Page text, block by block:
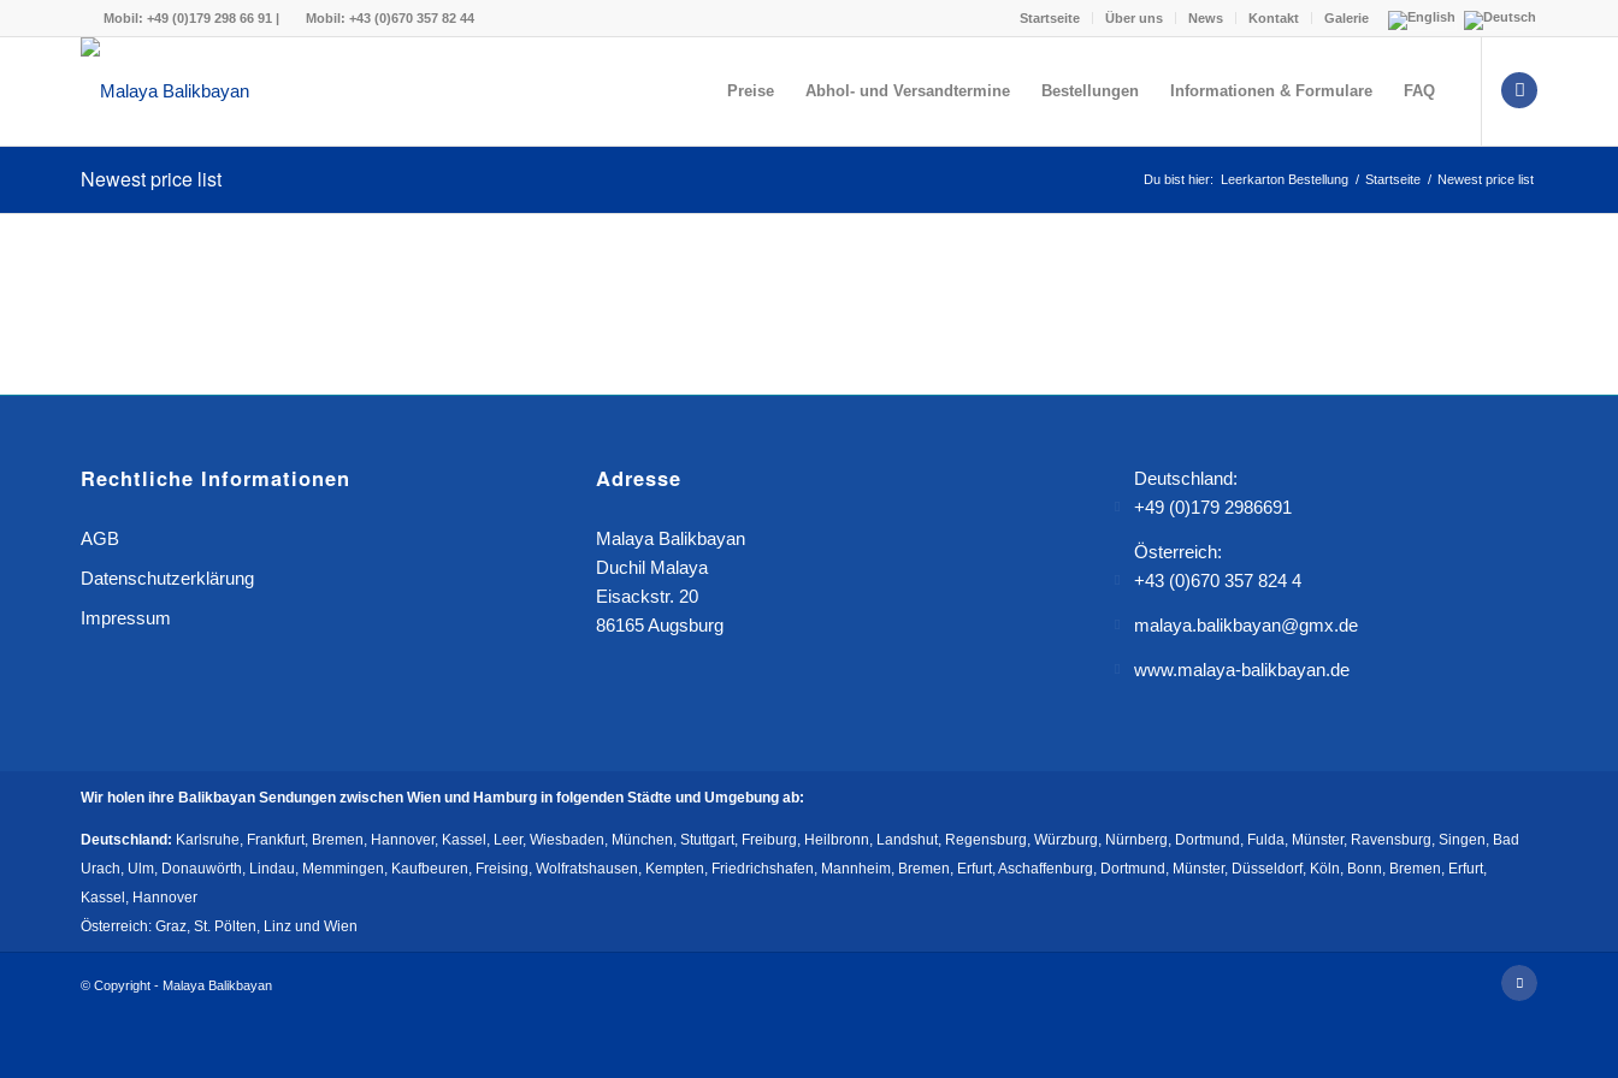
Startseite Über uns News Kontakt Galerie
Mobil: +49 (0)179 298 66 91 | Mobil: +43 (0)670 357 82 44
Preise Abhol- und Versandtermine Bestellungen Informationen & Formulare FAQ
Newest price list Du bist hier: Leerkarton Bestellung / Startseite / Newest price list
Rechtliche Informationen
AGB
Datenschutzerklärung
Impressum
Adresse
Malaya Balikbayan
Duchil Malaya
Eisackstr. 20
86165 Augsburg
Deutschland:
+49 (0)179 2986691
Österreich:
+43 (0)670 357 824 4
malaya.balikbayan@gmx.de
www.malaya-balikbayan.de
Wir holen ihre Balikbayan Sendungen zwischen Wien und Hamburg in folgenden Städte und Umgebung ab:
Deutschland: Karlsruhe, Frankfurt, Bremen, Hannover, Kassel, Leer, Wiesbaden, München, Stuttgart, Freiburg, Heilbronn, Landshut, Regensburg, Würzburg, Nürnberg, Dortmund, Fulda, Münster, Ravensburg, Singen, Bad
Urach, Ulm, Donauwörth, Lindau, Memmingen, Kaufbeuren, Freising, Wolfratshausen, Kempten, Friedrichshafen, Mannheim, Bremen, Erfurt, Aschaffenburg, Dortmund, Münster, Düsseldorf, Köln, Bonn, Bremen, Erfurt,
Kassel, Hannover
Österreich: Graz, St. Pölten, Linz und Wien
© Copyright - Malaya Balikbayan